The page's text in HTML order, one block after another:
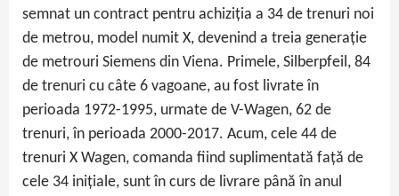
semnat un contract pentru achiziția a 34 de trenuri noi
de metrou, model numit X, devenind a treia generație
de metrouri Siemens din Viena. Primele, Silberpfeil, 84
de trenuri cu câte 6 vagoane, au fost livrate în
perioada 1972-1995, urmate de V-Wagen, 62 de
trenuri, în perioada 2000-2017. Acum, cele 44 de
trenuri X Wagen, comanda fiind suplimentată față de
cele 34 inițiale, sunt în curs de livrare până în anul